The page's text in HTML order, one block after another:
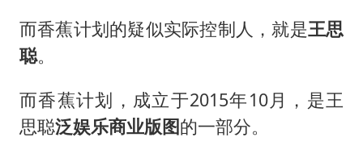
而香蕉计划的疑似实际控制人，就是王思
聪。
而香蕉计划，成立于2015年10月，是王
思聪泛娱乐商业版图的一部分。